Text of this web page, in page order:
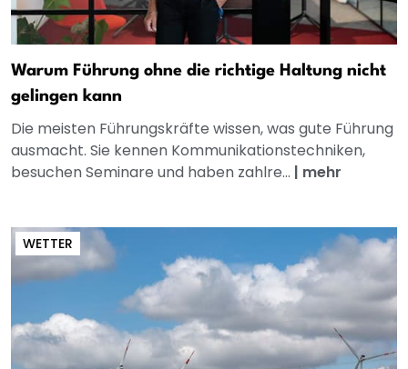
Warum Führung ohne die richtige Haltung nicht
gelingen kann
Die meisten Führungskräfte wissen, was gute Führung
ausmacht. Sie kennen Kommunikationstechniken,
besuchen Seminare und haben zahlre... | mehr
WETTER